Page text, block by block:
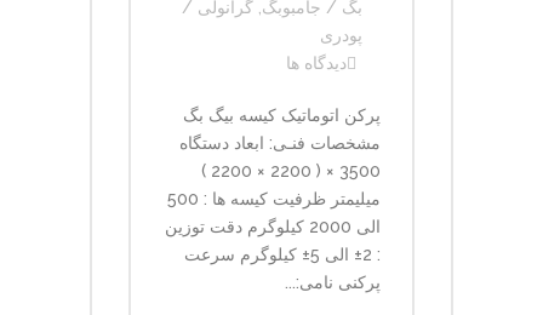
بگ / جامبوبگ گرانولی /
پودری
دیدگاه ها
پرکن اتوماتیک کیسه بیگ بگ
مشخصات فنـی: ابعاد دستگاه
3500 × ( 2200 × 2200 )
میلیمتر ظرفیت کیسه ها : 500
الی 2000 کیلوگرم دقت توزین
: 2± الی 5± کیلوگرم سرعت
پرکنی نامی:...